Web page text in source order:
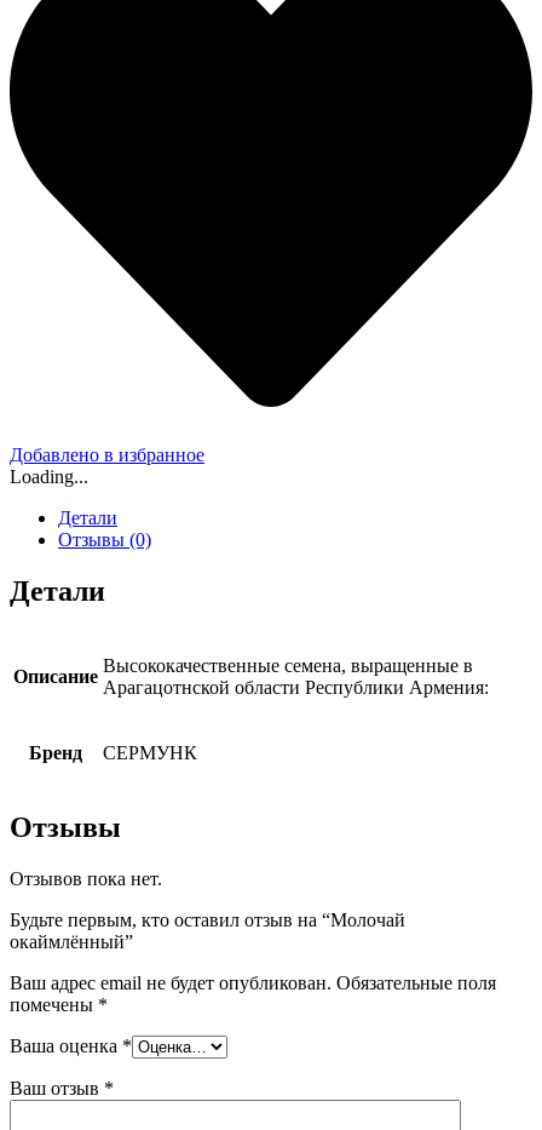
Добавлено в избранное
Loading...
Детали
Отзывы (0)
Детали
Описание
Высококачественные семена, выращенные в
Арагацотнской области Республики Армения:
Бренд СЕРМУНК
Отзывы
Отзывов пока нет.
Будьте первым, кто оставил отзыв на “Молочай
окаймлённый”
Ваш адрес email не будет опубликован. Обязательные поля
помечены *
Ваша оценка *
Ваш отзыв *